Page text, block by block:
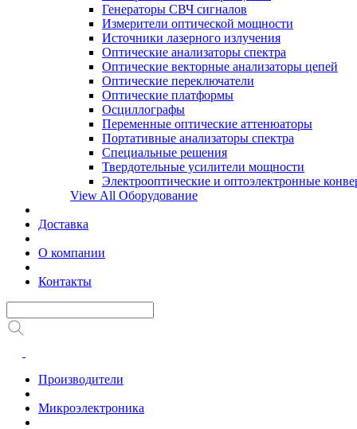
Генераторы СВЧ сигналов
Измерители оптической мощности
Источники лазерного излучения
Оптические анализаторы спектра
Оптические векторные анализаторы цепей
Оптические переключатели
Оптические платформы
Осциллографы
Переменные оптические аттенюаторы
Портативные анализаторы спектра
Специальные решения
Твердотельные усилители мощности
Электрооптические и оптоэлектронные
View All Оборудование
Доставка
О компании
Контакты
Производители
Микроэлектроника